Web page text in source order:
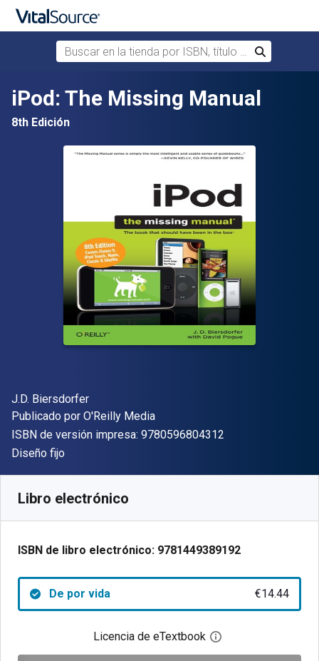
Saltar al contenido principal
Buscar en la tienda por ISBN, título o autor
Buscar
iPod: The Missing Manual
8th Edición
Autor(es)
J.D. Biersdorfer
Editorial
Publicado por O'Reilly Media
ISBN de versión impresa: 9780596804312
Formato
Diseño fijo
Libro electrónico
ISBN de libro electrónico: 9781449389192
De por vida €14.44
Licencia de eTextbook Abre el cuadro de